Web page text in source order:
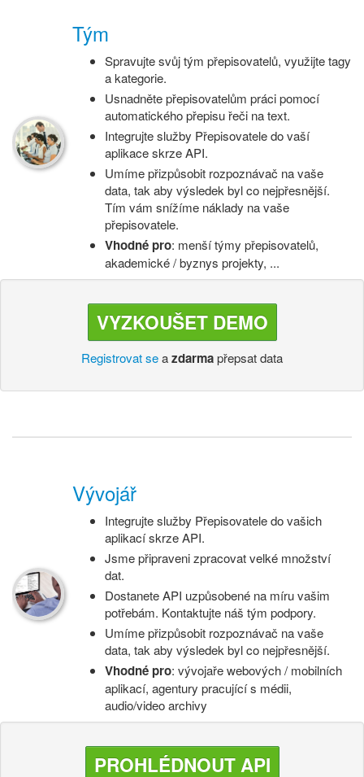
Tým
Spravujte svůj tým přepisovatelů, využijte tagy
a kategorie.
Usnadněte přepisovatelům práci pomocí
automatického přepisu řeči na text.
Integrujte služby Přepisovatele do vaší
aplikace skrze API.
Umíme přizpůsobit rozpoznávač na vaše
data, tak aby výsledek byl co nejpřesnější.
Tím vám snížíme náklady na vaše
přepisovatele.
Vhodné pro: menší týmy přepisovatelů,
akademické / byznys projekty, ...
VYZKOUŠET DEMO
Registrovat seazdarmapřepsat data
Vývojář
Integrujte služby Přepisovatele do vašich
aplikací skrze API.
Jsme připraveni zpracovat velké množství
dat.
Dostanete API uzpůsobené na míru vašim
potřebám. Kontaktujte náš tým podpory.
Umíme přizpůsobit rozpoznávač na vaše
data, tak aby výsledek byl co nejpřesnější.
Vhodné pro: vývojaře webových / mobilních
aplikací, agentury pracující s médii,
audio/video archivy
PROHLÉDNOUT API